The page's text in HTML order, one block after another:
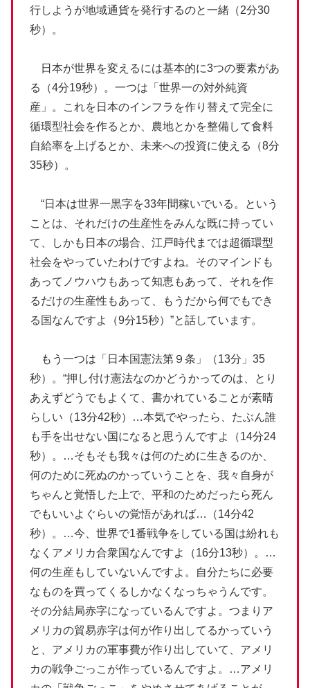
行しようが地域通貨を発行するのと一緒（2分30
秒）。
日本が世界を変えるには基本的に3つの要素があ
る（4分19秒）。一つは「世界一の対外純資
産」。これを日本のインフラを作り替えて完全に
循環型社会を作るとか、農地とかを整備して食料
自給率を上げるとか、未来への投資に使える（8分
35秒）。
“日本は世界一黒字を33年間稼いでいる。という
ことは、それだけの生産性をみんな既に持ってい
て、しかも日本の場合、江戸時代までは超循環型
社会をやっていたわけですよね。そのマインドも
あってノウハウもあって知恵もあって、それを作
るだけの生産性もあって、もうだから何でもでき
る国なんですよ（9分15秒）”と話しています。
もう一つは「日本国憲法第９条」（13分」35
秒）。“押し付け憲法なのかどうかってのは、とり
あえずどうでもよくて、書かれていることが素晴
らしい（13分42秒）…本気でやったら、たぶん誰
も手を出せない国になると思うんですよ（14分24
秒）。…そもそも我々は何のために生きるのか、
何のために死ぬのかっていうことを、我々自身が
ちゃんと覚悟した上で、平和のためだったら死ん
でもいいよぐらいの覚悟があれば…（14分42
秒）。…今、世界で1番戦争をしている国は紛れも
なくアメリカ合衆国なんですよ（16分13秒）。…
何の生産もしていないんですよ。自分たちに必要
なものを買ってくるしかなくなっちゃうんです。
その分結局赤字になっているんですよ。つまりア
メリカの貿易赤字は何が作り出してるかっていう
と、アメリカの軍事費が作り出していて、アメリ
カの戦争ごっこが作っているんですよ。…アメリ